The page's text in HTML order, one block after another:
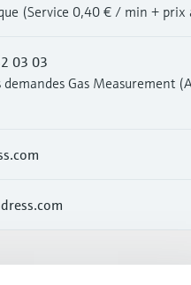
(Service 0,40 € / min + prix
03 03
demandes Gas Measurement